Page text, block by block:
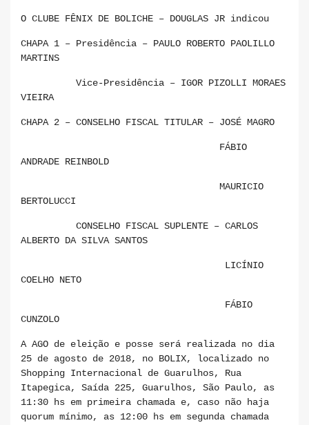
O CLUBE FÊNIX DE BOLICHE – DOUGLAS JR indicou
CHAPA 1 – Presidência – PAULO ROBERTO PAOLILLO
MARTINS
Vice-Presidência – IGOR PIZOLLI MORAES
VIEIRA
CHAPA 2 – CONSELHO FISCAL TITULAR – JOSÉ MAGRO
FÁBIO
ANDRADE REINBOLD
MAURICIO
BERTOLUCCI
CONSELHO FISCAL SUPLENTE – CARLOS
ALBERTO DA SILVA SANTOS
LICÍNIO
COELHO NETO
FÁBIO
CUNZOLO
A AGO de eleição e posse será realizada no dia
25 de agosto de 2018, no BOLIX, localizado no
Shopping Internacional de Guarulhos, Rua
Itapegica, Saída 225, Guarulhos, São Paulo, as
11:30 hs em primeira chamada e, caso não haja
quorum mínimo, as 12:00 hs em segunda chamada